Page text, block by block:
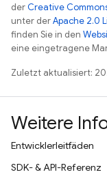
derCreative
unter derApache 2.0
finden Sie in den
eine eingetragene
Zuletzt aktualisiert:
Weitere
Entwicklerleitfäden
SDK- & API-Referenz